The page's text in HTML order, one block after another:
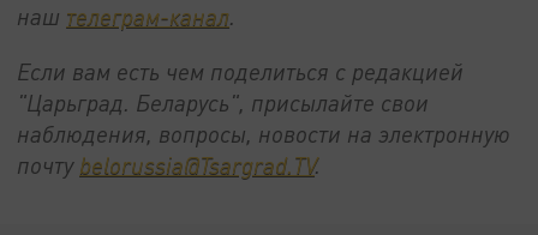
наш телеграм-канал.
Если вам есть чем поделиться с редакцией
"Царьград. Беларусь", присылайте свои
наблюдения, вопросы, новости на электронную
почту belorussia@Tsargrad.TV.